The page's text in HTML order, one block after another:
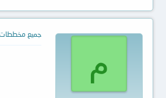
م
جميع مخططات